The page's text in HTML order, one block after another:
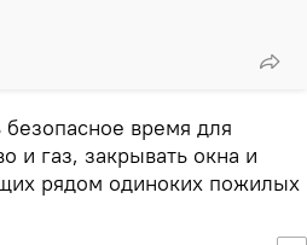
время для
и газ, закрывать окна и
рядом одиноких пожилых